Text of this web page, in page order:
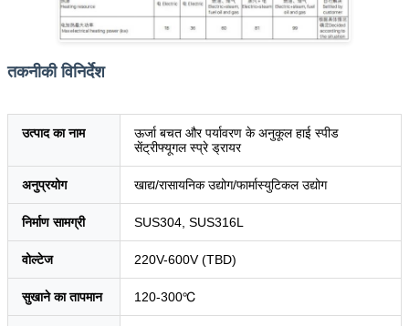
तकनीकी विनिर्देश
उत्पाद का नाम
ऊर्जा बचत और पर्यावरण के अनुकूल हाई स्पीड
सेंट्रीफ्यूगल स्प्रे ड्रायर
अनुप्रयोग खाद्य/रासायनिक उद्योग/फार्मास्युटिकल उद्योग
निर्माण सामग्री SUS304, SUS316L
वोल्टेज 220V-600V (TBD)
सुखाने का तापमान 120-300℃